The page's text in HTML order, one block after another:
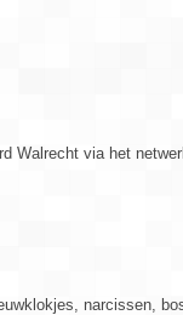
Walrecht via het
narcissen,